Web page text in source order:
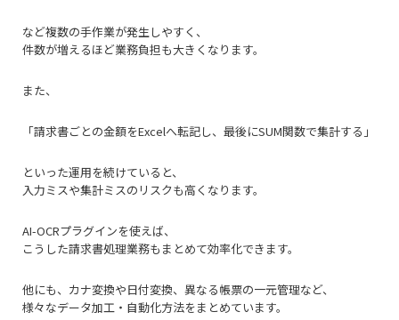
など複数の手作業が発生しやすく、
件数が増えるほど業務負担も大きくなります。
また、
「請求書ごとの金額をExcelへ転記し、最後にSUM関数で集計する」
といった運用を続けていると、
入力ミスや集計ミスのリスクも高くなります。
AI-OCRプラグインを使えば、
こうした請求書処理業務もまとめて効率化できます。
他にも、カナ変換や日付変換、異なる帳票の一元管理など、
様々なデータ加工・自動化方法をまとめています。